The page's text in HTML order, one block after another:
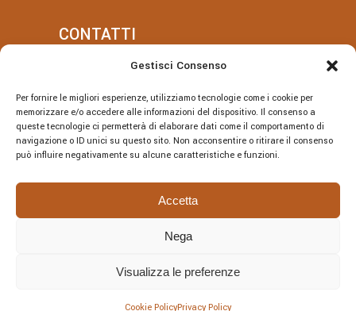
Gestisci Consenso
Per fornire le migliori esperienze, utilizziamo tecnologie come i cookie per
memorizzare e/o accedere alle informazioni del dispositivo. Il consenso a
queste tecnologie ci permetterà di elaborare dati come il comportamento di
navigazione o ID unici su questo sito. Non acconsentire o ritirare il consenso
può influire negativamente su alcune caratteristiche e funzioni.
Accetta
Nega
Visualizza le preferenze
Cookie PolicyPrivacy Policy
CONTATTI
villatotocefalu@gmail.com
Via Vitaliano Brancati, 50, Cefalù
© Villa Totò P.Iva: 06614230826 – CIR:
IT082027A1JRBF2V6U | DESIGNED BY